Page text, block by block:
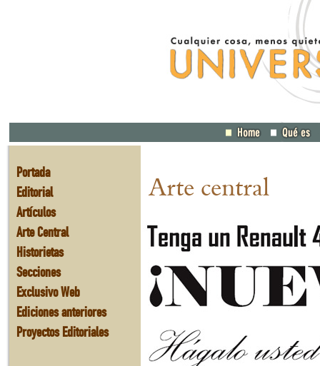
Portada
Editorial
Artículos
Arte Central
Historietas
Secciones
Exclusivo Web
Ediciones anteriores
Proyectos Editoriales
Arte central